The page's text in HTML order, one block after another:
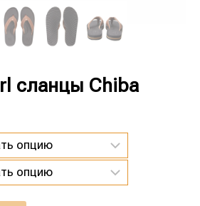
сланцы Chiba